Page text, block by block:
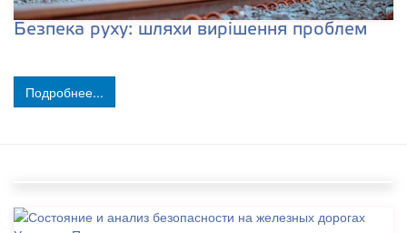
Безпека руху: шляхи вирішення проблем
Подробнее...